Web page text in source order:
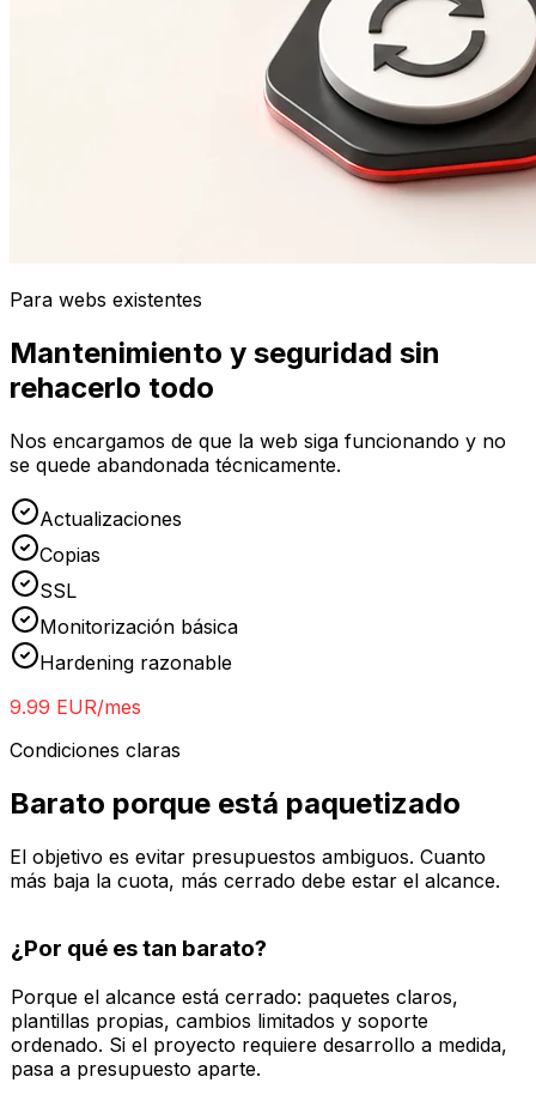
Para webs existentes
Mantenimiento y seguridad sin
rehacerlo todo
Nos encargamos de que la web siga funcionando y no
se quede abandonada técnicamente.
Actualizaciones
Copias
SSL
Monitorización básica
Hardening razonable
9.99 EUR/mes
Condiciones claras
Barato porque está paquetizado
El objetivo es evitar presupuestos ambiguos. Cuanto
más baja la cuota, más cerrado debe estar el alcance.
¿Por qué es tan barato?
Porque el alcance está cerrado: paquetes claros,
plantillas propias, cambios limitados y soporte
ordenado. Si el proyecto requiere desarrollo a medida,
pasa a presupuesto aparte.